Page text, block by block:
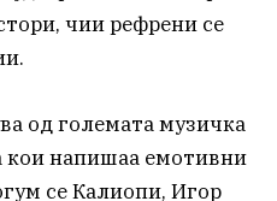
чии рефрени се
од големата музичка
кои напишаа емотивни
се Калиопи, Игор